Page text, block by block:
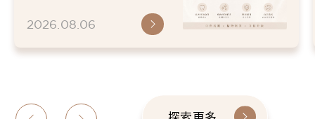
更適合自己的樣子。 現...
2026.08.06